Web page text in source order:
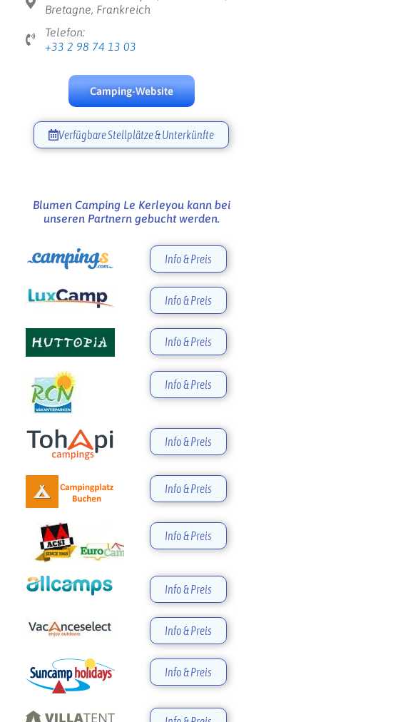
Bretagne, Frankreich
Telefon:
+33 2 98 74 13 03
Camping-Website
Verfügbare Stellplätze & Unterkünfte
Blumen Camping Le Kerleyou kann bei
unseren Partnern gebucht werden.
Info & Preis
Info & Preis
Info & Preis
Info & Preis
Info & Preis
Info & Preis
Info & Preis
Info & Preis
Info & Preis
Info & Preis